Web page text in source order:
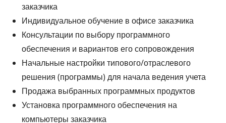
заказчика
Индивидуальное обучение в офисе заказчика
Консультации по выбору программного
обеспечения и вариантов его сопровождения
Начальные настройки типового/отраслевого
решения (программы) для начала ведения учета
Продажа выбранных программных продуктов
Установка программного обеспечения на
компьютеры заказчика